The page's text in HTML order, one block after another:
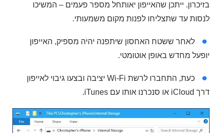
בזיכרון. ייתכן שהאייפון יאותחל מספר פעמים – המשיכו
לנסות עד שתצליחו לפנות מקום משמעותי.
לאחר ששטח האחסון שיתפנה יהיה מספיק, האייפון
יופעל מחדש באופן אוטומטי.
כעת, התחברו לרשת Wi-Fi יציבה ובצעו גיבוי לאייפון
דרך iCloud או סנכרנו אותו עם iTunes.